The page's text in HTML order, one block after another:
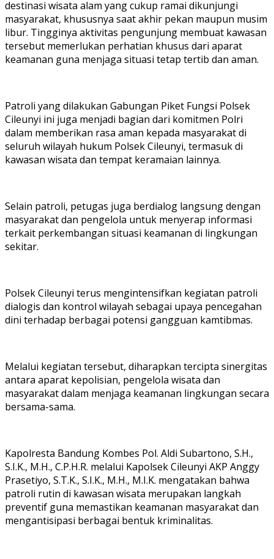
destinasi wisata alam yang cukup ramai dikunjungi
masyarakat, khususnya saat akhir pekan maupun musim
libur. Tingginya aktivitas pengunjung membuat kawasan
tersebut memerlukan perhatian khusus dari aparat
keamanan guna menjaga situasi tetap tertib dan aman.
Patroli yang dilakukan Gabungan Piket Fungsi Polsek
Cileunyi ini juga menjadi bagian dari komitmen Polri
dalam memberikan rasa aman kepada masyarakat di
seluruh wilayah hukum Polsek Cileunyi, termasuk di
kawasan wisata dan tempat keramaian lainnya.
Selain patroli, petugas juga berdialog langsung dengan
masyarakat dan pengelola untuk menyerap informasi
terkait perkembangan situasi keamanan di lingkungan
sekitar.
Polsek Cileunyi terus mengintensifkan kegiatan patroli
dialogis dan kontrol wilayah sebagai upaya pencegahan
dini terhadap berbagai potensi gangguan kamtibmas.
Melalui kegiatan tersebut, diharapkan tercipta sinergitas
antara aparat kepolisian, pengelola wisata dan
masyarakat dalam menjaga keamanan lingkungan secara
bersama-sama.
Kapolresta Bandung Kombes Pol. Aldi Subartono, S.H.,
S.I.K., M.H., C.P.H.R. melalui Kapolsek Cileunyi AKP Anggy
Prasetiyo, S.T.K., S.I.K., M.H., M.I.K. mengatakan bahwa
patroli rutin di kawasan wisata merupakan langkah
preventif guna memastikan keamanan masyarakat dan
mengantisipasi berbagai bentuk kriminalitas.